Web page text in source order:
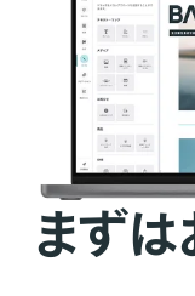
まず